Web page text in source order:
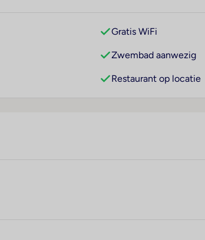
Gratis WiFi
Zwembad aanwezig
Restaurant op locatie